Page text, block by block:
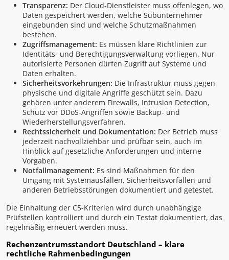
Transparenz: Der Cloud-Dienstleister muss offenlegen, wo
Daten gespeichert werden, welche Subunternehmer
eingebunden sind und welche Schutzmaßnahmen
bestehen.
Zugriffsmanagement: Es müssen klare Richtlinien zur
Identitäts- und Berechtigungsverwaltung vorliegen. Nur
autorisierte Personen dürfen Zugriff auf Systeme und
Daten erhalten.
Sicherheitsvorkehrungen: Die Infrastruktur muss gegen
physische und digitale Angriffe geschützt sein. Dazu
gehören unter anderem Firewalls, Intrusion Detection,
Schutz vor DDoS-Angriffen sowie Backup- und
Wiederherstellungsverfahren.
Rechtssicherheit und Dokumentation: Der Betrieb muss
jederzeit nachvollziehbar und prüfbar sein, auch im
Hinblick auf gesetzliche Anforderungen und interne
Vorgaben.
Notfallmanagement: Es sind Maßnahmen für den
Umgang mit Systemausfällen, Sicherheitsvorfällen und
anderen Betriebsstörungen dokumentiert und getestet.
Die Einhaltung der C5-Kriterien wird durch unabhängige
Prüfstellen kontrolliert und durch ein Testat dokumentiert, das
regelmäßig erneuert werden muss.
Rechenzentrumsstandort Deutschland – klare
rechtliche Rahmenbedingungen